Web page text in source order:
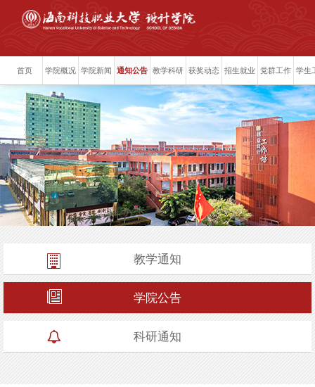
首页 学院概况 学院新闻 通知公告 教学科研 获奖动态 招生就业 党群工作 学生
教学通知
学院公告
科研通知